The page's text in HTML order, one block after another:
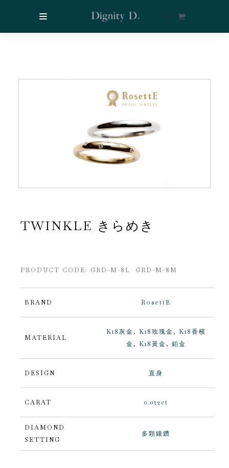
$ 0
TWINKLE きらめき
PRODUCT CODE: GRD-M-8L GRD-M-8M
BRAND RosettE
MATERIAL
K18灰金, K18玫瑰金, K18香檳
金, K18黃金, 鉑金
DESIGN 直身
CARAT 0.022ct
DIAMOND
SETTING
多顆鑲鑽